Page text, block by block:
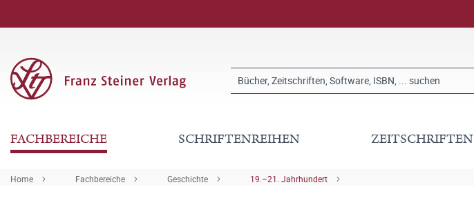
FACHBEREICHE SCHRIFTENREIHEN ZEITSCHRIFTEN
Home Fachbereiche Geschichte 19.–21. Jahrhundert